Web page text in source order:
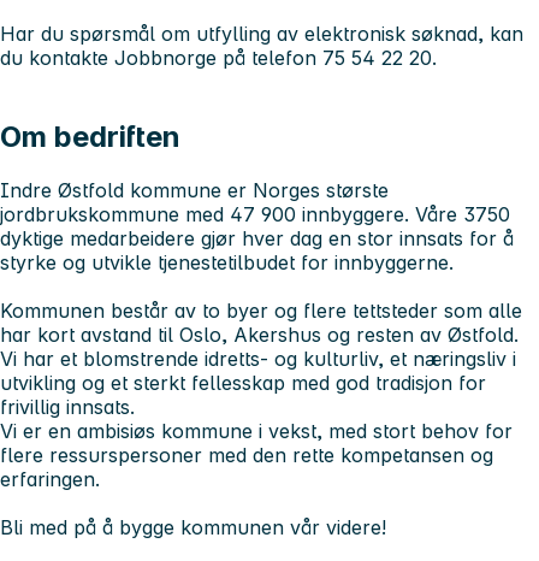
Har du spørsmål om utfylling av elektronisk søknad, kan
du kontakte Jobbnorge på telefon 75 54 22 20.
Om bedriften
Indre Østfold kommune er Norges største
jordbrukskommune med 47 900 innbyggere. Våre 3750
dyktige medarbeidere gjør hver dag en stor innsats for å
styrke og utvikle tjenestetilbudet for innbyggerne.
Kommunen består av to byer og flere tettsteder som alle
har kort avstand til Oslo, Akershus og resten av Østfold.
Vi har et blomstrende idretts- og kulturliv, et næringsliv i
utvikling og et sterkt fellesskap med god tradisjon for
frivillig innsats.
Vi er en ambisiøs kommune i vekst, med stort behov for
flere ressurspersoner med den rette kompetansen og
erfaringen.
Bli med på å bygge kommunen vår videre!